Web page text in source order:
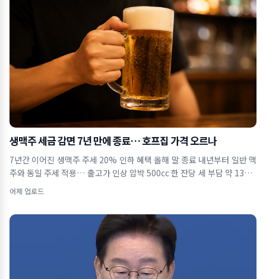
생맥주 세금 감면 7년 만에 종료… 호프집 가격 오르나
7년간 이어진 생맥주 주세 20% 인하 혜택 올해 말 종료 내년부터 일반 맥
주와 동일 주세 적용… 출고가 인상 압박 500cc 한 잔당 세 부담 약 130원
증
어제 업로드